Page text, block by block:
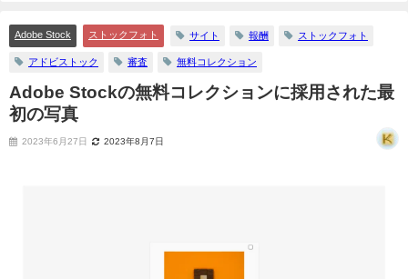
Adobe Stock ストックフォト サイト 報酬 ストックフォト
アドビストック 審査 無料コレクション
Adobe Stockの無料コレクションに採用された最
初の写真
2023年6月27日 2023年8月7日